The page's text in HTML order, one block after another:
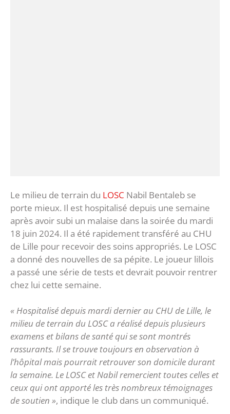
Le milieu de terrain du LOSC Nabil Bentaleb se
porte mieux. Il est hospitalisé depuis une semaine
après avoir subi un malaise dans la soirée du mardi
18 juin 2024. Il a été rapidement transféré au CHU
de Lille pour recevoir des soins appropriés. Le LOSC
a donné des nouvelles de sa pépite. Le joueur lillois
a passé une série de tests et devrait pouvoir rentrer
chez lui cette semaine.
« Hospitalisé depuis mardi dernier au CHU de Lille, le
milieu de terrain du LOSC a réalisé depuis plusieurs
examens et bilans de santé qui se sont montrés
rassurants. Il se trouve toujours en observation à
l’hôpital mais pourrait retrouver son domicile durant
la semaine. Le LOSC et Nabil remercient toutes celles et
ceux qui ont apporté les très nombreux témoignages
de soutien », indique le club dans un communiqué.